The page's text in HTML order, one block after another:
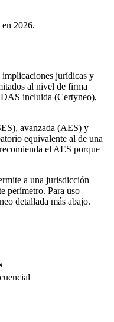
2026.
implicaciones jurídicas y
al nivel de firma
incluida (Certyneo),
avanzada (AES) y
equivalente al de una
el AES porque
a una jurisdicción
perímetro. Para uso
detallada más abajo.